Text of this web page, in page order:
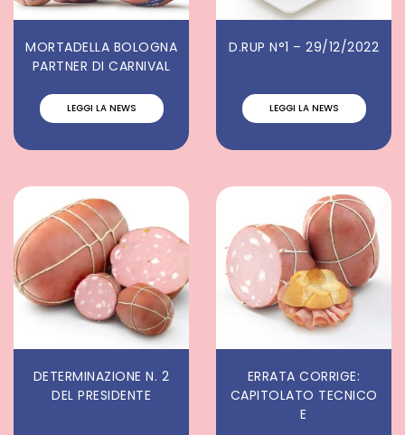
MORTADELLA BOLOGNA
PARTNER DI CARNIVAL
LEGGI LA NEWS
D.RUP N°1 – 29/12/2022
LEGGI LA NEWS
DETERMINAZIONE N. 2
DEL PRESIDENTE
ERRATA CORRIGE:
CAPITOLATO TECNICO
E